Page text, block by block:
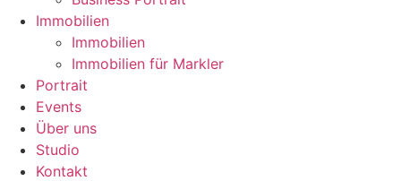
Immobilien
Immobilien
Immobilien für Markler
Portrait
Events
Über uns
Studio
Kontakt